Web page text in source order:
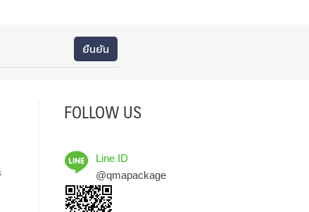
FOLLOW US
Line ID
@qmapackage